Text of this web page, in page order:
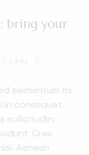
bring your
elementum mi
in consequat.
sollicitudin,
Cras
Aenean